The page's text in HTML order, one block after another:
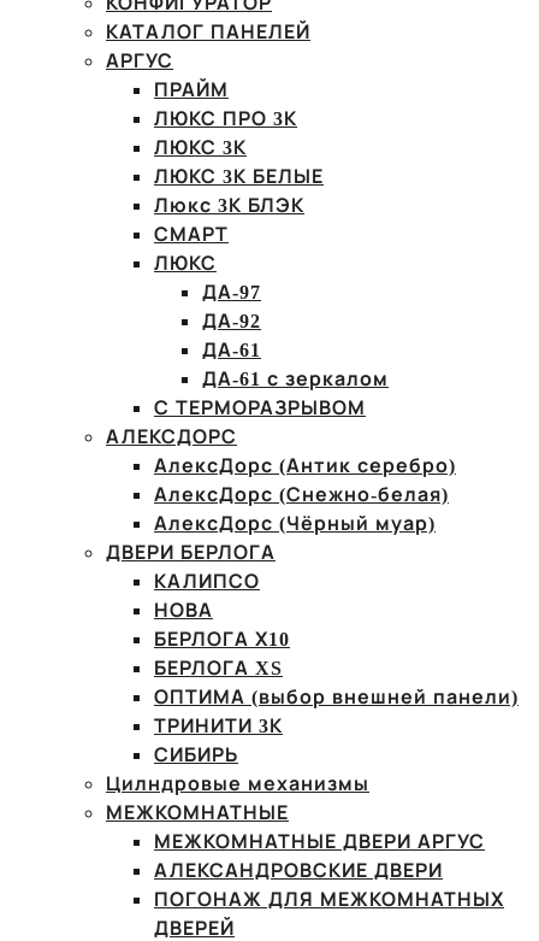
КАТАЛОГ ПАНЕЛЕЙ
АРГУС
ПРАЙМ
ЛЮКС ПРО 3К
ЛЮКС 3К
ЛЮКС 3К БЕЛЫЕ
Люкс 3К БЛЭК
СМАРТ
ЛЮКС
ДА-97
ДА-92
ДА-61
ДА-61 с зеркалом
С ТЕРМОРАЗРЫВОМ
АЛЕКСДОРС
АлексДорс (Антик серебро)
АлексДорс (Снежно-белая)
АлексДорс (Чёрный муар)
ДВЕРИ БЕРЛОГА
КАЛИПСО
НОВА
БЕРЛОГА Х10
БЕРЛОГА XS
ОПТИМА (выбор внешней панели)
ТРИНИТИ 3К
СИБИРЬ
Цилндровые механизмы
МЕЖКОМНАТНЫЕ
МЕЖКОМНАТНЫЕ ДВЕРИ АРГУС
АЛЕКСАНДРОВСКИЕ ДВЕРИ
ПОГОНАЖ ДЛЯ МЕЖКОМНАТНЫХ
ДВЕРЕЙ